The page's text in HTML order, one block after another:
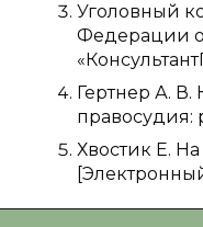
Уголовный
Федерации
Гертнер А. В.
правосудия:
Хвостик Е.